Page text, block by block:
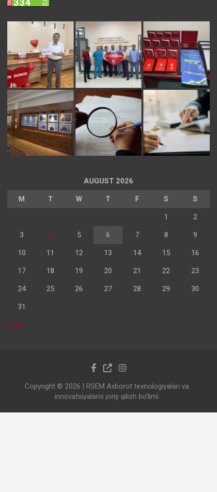
AUGUST 2026
M T W T F S S
1 2
3 4 5 6 7 8 9
10 11 12 13 14 15 16
17 18 19 20 21 22 23
24 25 26 27 28 29 30
31
« Jul
Copyright © 2026 | RSEM Axborot texnologiyalari va
innovatsiyalarni joriy qilish bo'limi